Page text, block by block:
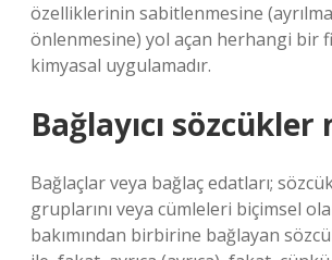
özelliklerinin sabitlenmesine
önlenmesine) yol açan herhangi bir
kimyasal uygulamadır.
Bağlayıcı
Bağlaçlar veya bağlaç edatları;
gruplarını veya cümleleri biçimsel
bakımından birbirine bağlayan